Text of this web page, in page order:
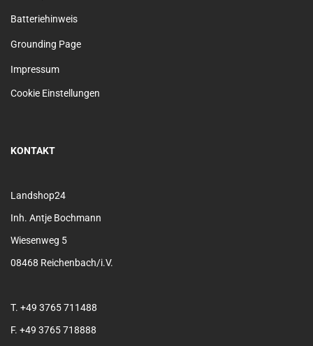
Batteriehinweis
Grounding Page
Impressum
Cookie Einstellungen
KONTAKT
Landshop24
Inh. Antje Bochmann
Wiesenweg 5
08468 Reichenbach/i.V.
T. +49 3765 711488
F. +49 3765 718888